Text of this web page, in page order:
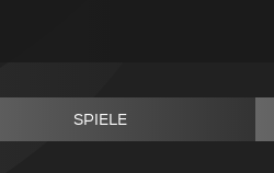
SPIELE